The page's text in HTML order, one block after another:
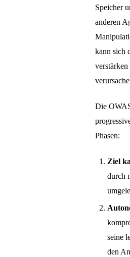
Speicher
anderen
kann sich
verstärken
Die
Phasen:
Ziel
durch
seine
den